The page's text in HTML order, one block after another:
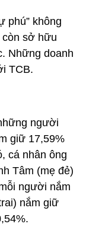
phú” không
sở hữu
Những doanh
TCB.
người
giữ 17,59%
cá nhân ông
Tâm (mẹ đẻ)
người nắm
nắm giữ